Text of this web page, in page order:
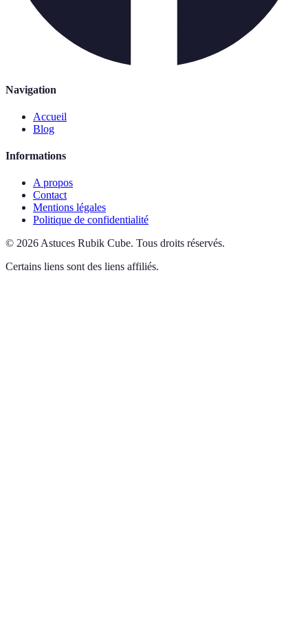
Navigation
Accueil
Blog
Informations
A propos
Contact
Mentions légales
Politique de confidentialité
© 2026Astuces Rubik Cube. Tous droits réservés.
Certains liens sont des liens affiliés.